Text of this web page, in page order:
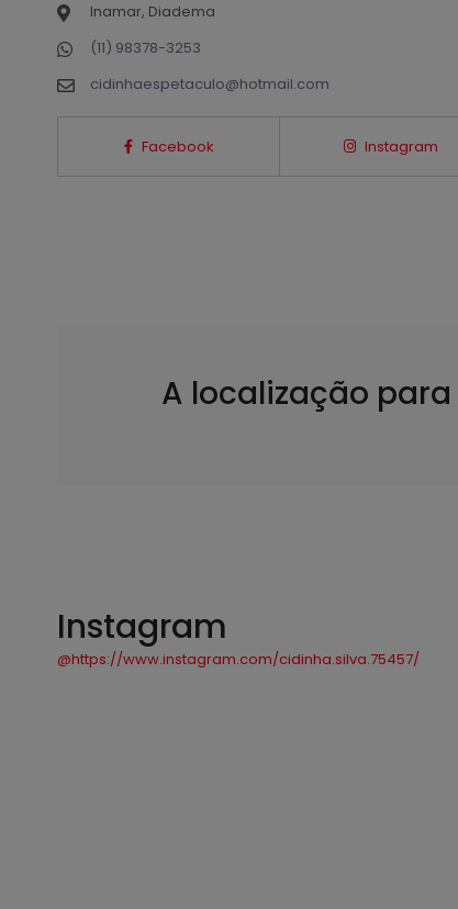
Inamar, Diadema
(11) 98378-3253
cidinhaespetaculo@hotmail.com
Facebook Instagram
A localização
Instagram
@https://www.instagram.com/cidinha.silva.75457/